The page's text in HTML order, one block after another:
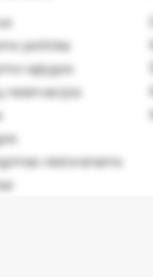
politika
sąlygos
rezervacijos
restoranams